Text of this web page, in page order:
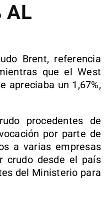
AL
Brent, referencia
que el West
apreciaba un 1,67%,
procedentes de
por parte de
a varias empresas
crudo desde el país
del Ministerio para